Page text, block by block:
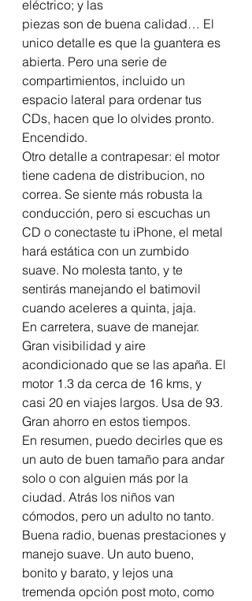
eléctrico; y las
piezas son de buena calidad… El
unico detalle es que la guantera es
abierta. Pero una serie de
compartimientos, incluido un
espacio lateral para ordenar tus
CDs, hacen que lo olvides pronto.
Encendido.
Otro detalle a contrapesar: el motor
tiene cadena de distribucion, no
correa. Se siente más robusta la
conducción, pero si escuchas un
CD o conectaste tu iPhone, el metal
hará estática con un zumbido
suave. No molesta tanto, y te
sentirás manejando el batimovil
cuando aceleres a quinta, jaja.
En carretera, suave de manejar.
Gran visibilidad y aire
acondicionado que se las apaña. El
motor 1.3 da cerca de 16 kms, y
casi 20 en viajes largos. Usa de 93.
Gran ahorro en estos tiempos.
En resumen, puedo decirles que es
un auto de buen tamaño para andar
solo o con alguien más por la
ciudad. Atrás los niños van
cómodos, pero un adulto no tanto.
Buena radio, buenas prestaciones y
manejo suave. Un auto bueno,
bonito y barato, y lejos una
tremenda opción post moto, como